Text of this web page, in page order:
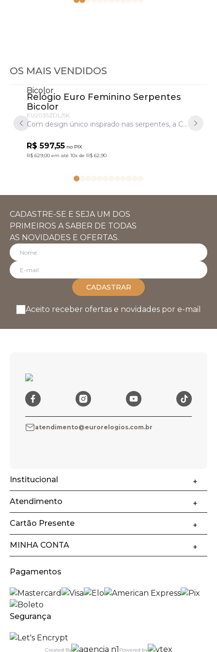
OS MAIS VENDIDOS
Relógio Euro Feminino Serpentes
Bicolor
EU2035ZDL/5K
Com design único inspirado nas serpentes, a Coleção Serpentes traz pulseiras em aço marcantes. Um acessório cheio de personalidade para transformar o look com atitude. Modelo em banho bicolor prata e dourado.
R$ 597,55 no PIX
R$ 629,00 em até 10x de R$ 62,90
CADASTRE-SE E SEJA UM DOS
PRIMEIROS A SABER DE TODAS
AS NOVIDADES E OFERTAS.
CADASTRAR
Aceito receber ofertas e novidades por e-mail
atendimento@eurorelogios.com.br
Institucional
Atendimento
Cartão Presente
MINHA CONTA
Pagamentos
Segurança
Created By Powered by